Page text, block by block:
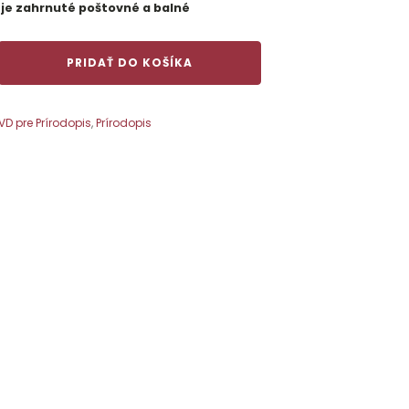
je zahrnuté poštovné a balné
PRIDAŤ DO KOŠÍKA
pre Prírodopis,Prírodopis